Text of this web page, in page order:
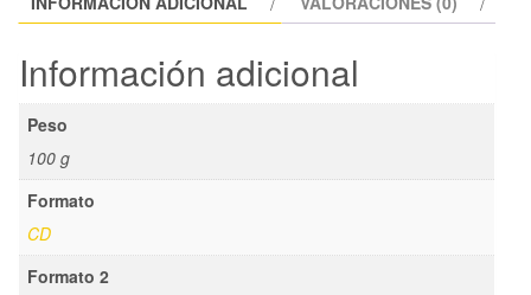
Información adicional
Peso
100 g
Formato
CD
Formato 2